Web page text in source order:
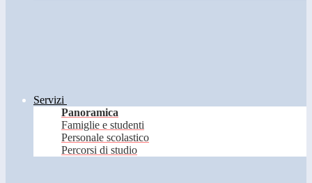
Servizi
Panoramica
Famiglie e studenti
Personale scolastico
Percorsi di studio